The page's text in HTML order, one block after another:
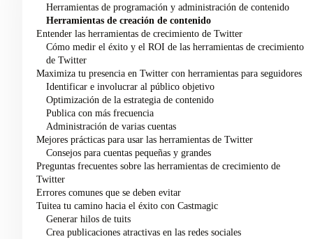
Herramientas de programación y administración de contenido
Herramientas de creación de contenido
Entender las herramientas de crecimiento de Twitter
Cómo medir el éxito y el ROI de las herramientas de crecimiento
de Twitter
Maximiza tu presencia en Twitter con herramientas para seguidores
Identificar e involucrar al público objetivo
Optimización de la estrategia de contenido
Publica con más frecuencia
Administración de varias cuentas
Mejores prácticas para usar las herramientas de Twitter
Consejos para cuentas pequeñas y grandes
Preguntas frecuentes sobre las herramientas de crecimiento de
Twitter
Errores comunes que se deben evitar
Tuitea tu camino hacia el éxito con Castmagic
Generar hilos de tuits
Crea publicaciones atractivas en las redes sociales